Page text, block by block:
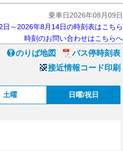
乗車日2026年08月09日
日～2026年8月14日の時刻表はこちら
時刻のお問い合わせはこちらへ
のりば地図
バス停時刻表
接近情報コード印刷
土曜 日曜/祝日